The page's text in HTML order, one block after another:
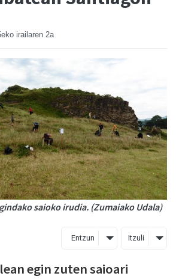
irailaren 2a
saioko irudia. (Zumaiako Udala)
Entzun Itzuli
egin zuten saioari